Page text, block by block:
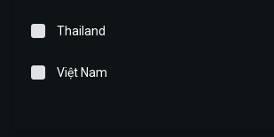
Thailand
Việt Nam